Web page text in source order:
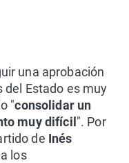
una aprobación
del Estado es muy
"consolidar un
muy difícil ". Por
de Inés
los